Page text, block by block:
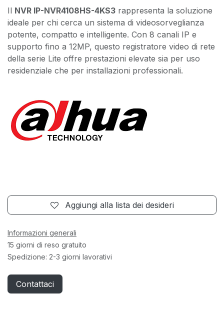
Il NVR IP-NVR4108HS-4KS3 rappresenta la soluzione
ideale per chi cerca un sistema di videosorveglianza
potente, compatto e intelligente. Con 8 canali IP e
supporto fino a 12MP, questo registratore video di rete
della serie Lite offre prestazioni elevate sia per uso
residenziale che per installazioni professionali.
Aggiungi alla lista dei desideri
Informazioni generali
15 giorni di reso gratuito
Spedizione: 2-3 giorni lavorativi
Contattaci